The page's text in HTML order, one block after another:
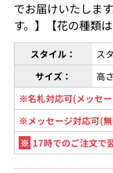
でお届けいたしま
す。】【花の種類
スタイル：
ス
サイズ：
高
※名札対応可(メッセ
※メッセージ対応可(
※ 17時でのご注文で